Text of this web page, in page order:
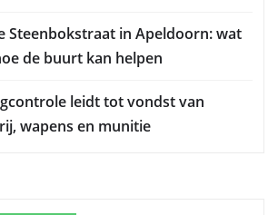
Steenbokstraat in Apeldoorn: wat
de buurt kan helpen
leidt tot vondst van
wapens en munitie